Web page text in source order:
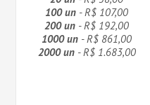
100 un - R$ 107,00
200 un - R$ 192,00
1000 un - R$ 861,00
2000 un- R$ 1.683,00